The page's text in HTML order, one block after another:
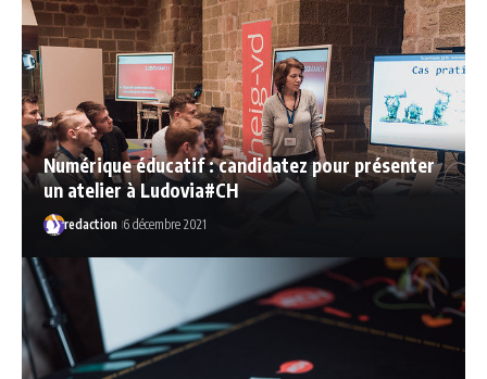
Numérique éducatif : candidatez pour présenter
un atelier à Ludovia#CH
redaction 6 décembre 2021